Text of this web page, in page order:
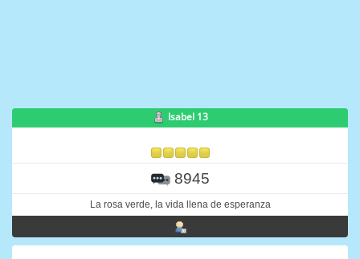
Isabel 13
8945
La rosa verde, la vida llena de esperanza